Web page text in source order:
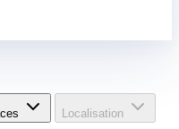
Localisation